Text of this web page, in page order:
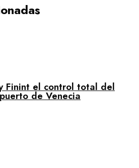
Finint el control total del
de Venecia